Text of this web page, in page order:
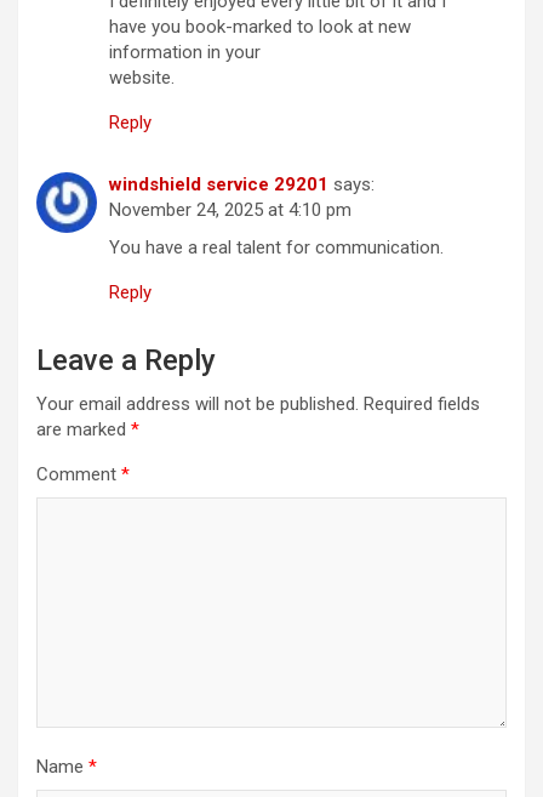
have you book-marked to look at new
information in your
website.
Reply
windshield service 29201 says:
November 24, 2025 at 4:10 pm
You have a real talent for communication.
Reply
Leave a Reply
Your email address will not be published. Required fields
are marked *
Comment *
Name *